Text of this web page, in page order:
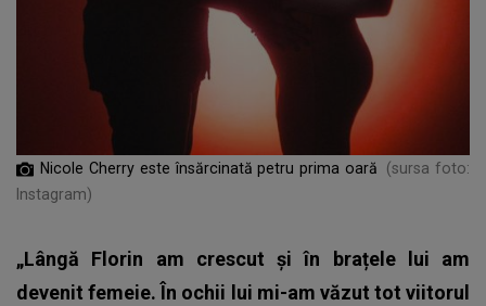
Nicole Cherry este însărcinată petru prima oară
(sursa foto:
Instagram)
„Lângă Florin am crescut și în brațele lui am
devenit femeie. În ochii lui mi-am văzut tot viitorul